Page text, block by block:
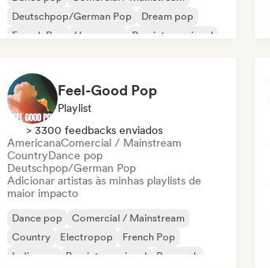
Deutschpop/German Pop
Dream pop
French Pop
Hyperpop
Pop internacional
Feel-Good Pop
Playlist
> 3300 feedbacks enviados
AmericanaComercial / Mainstream
CountryDance pop
Deutschpop/German Pop
Adicionar artistas às minhas playlists de
maior impacto
Dance pop
Comercial / Mainstream
Country
Electropop
French Pop
Indie pop
Pop internacional Pop rock